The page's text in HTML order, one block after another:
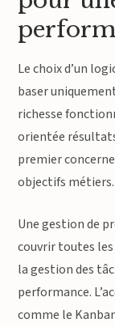
Le choix d’un
baser
richesse
orientée
premier
objectifs métiers.
Une gestion de
couvrir toutes
la gestion des
performance.
comme le